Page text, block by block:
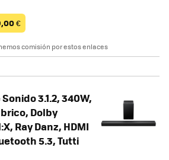
€
comisión por estos enlaces
3.1.2, 340W,
Dolby
Ray Danz, HDMI
5.3, Tutti